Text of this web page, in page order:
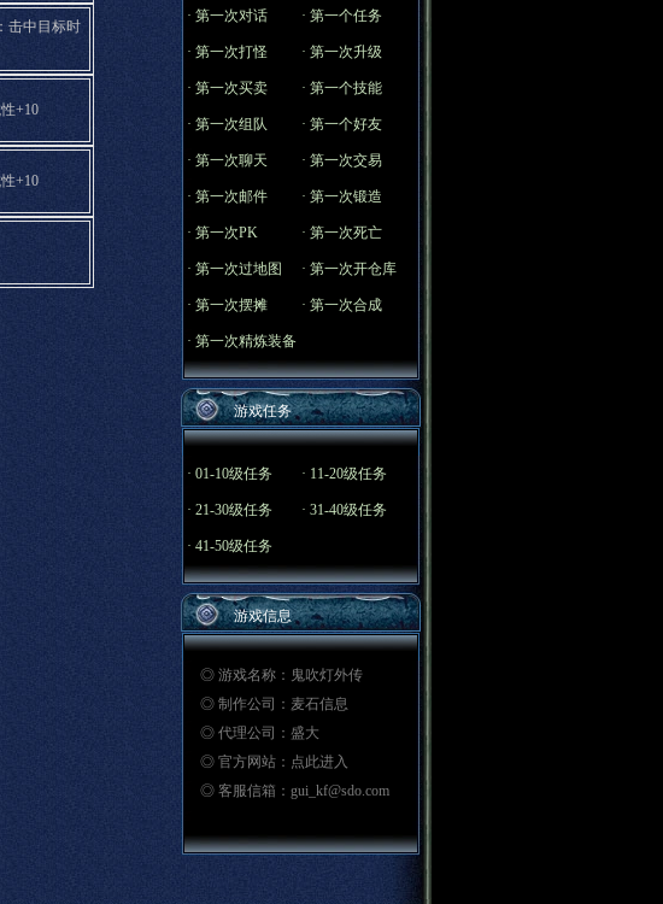
击中目标时
+10
+10
· 第一次对话 · 第一个任务
· 第一次打怪 · 第一次升级
· 第一次买卖 · 第一个技能
· 第一次组队 · 第一个好友
· 第一次聊天 · 第一次交易
· 第一次邮件 · 第一次锻造
· 第一次PK · 第一次死亡
· 第一次过地图 · 第一次开仓库
· 第一次摆摊 · 第一次合成
· 第一次精炼装备
游戏任务
· 01-10级任务 · 11-20级任务
· 21-30级任务 · 31-40级任务
· 41-50级任务
游戏信息
◎ 游戏名称：鬼吹灯外传
◎ 制作公司：麦石信息
◎ 代理公司：盛大
◎ 官方网站： 点此进入
◎ 客服信箱： gui_kf@sdo.com